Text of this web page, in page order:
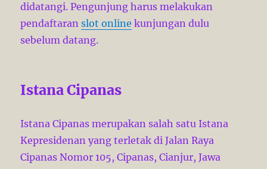
didatangi. Pengunjung harus melakukan
pendaftaranslot online kunjungan dulu
sebelum datang.
Istana Cipanas
Istana Cipanas merupakan salah satu Istana
Kepresidenan yang terletak di Jalan Raya
Cipanas Nomor 105, Cipanas, Cianjur, Jawa